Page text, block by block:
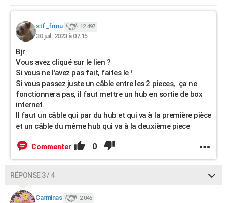
stf_frmu 12 497
30 juil. 2023 à 07:15
Bjr
Vous avez cliqué sur le lien ?
Si vous ne l'avez pas fait, faites le !
Si vous passez juste un câble entre les 2 pieces, ça ne
fonctionnera pas, il faut mettre un hub en sortie de box
internet.
Il faut un câble qui par du hub et qui va à la première pièce
et un câble du même hub qui va à la deuxième piece
Commenter 0
RÉPONSE 3 / 4
Carminas 2 045